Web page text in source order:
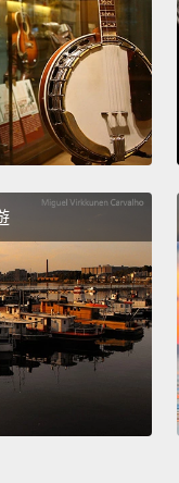
Rock. Because my
石頭。因為我的媽媽就
Loving.
慈愛的。
Caring.
關愛的。
Patient.
有耐心的。
Role model.